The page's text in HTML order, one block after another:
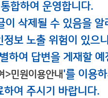
합하여 운영합니다.
삭제될 수 있음을 알
보 노출 위험이 있으
하여 답변을 게재할 예
>민원이용안내'를 이용
여 주시기 바랍니다.